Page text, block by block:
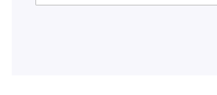
Newsletter: